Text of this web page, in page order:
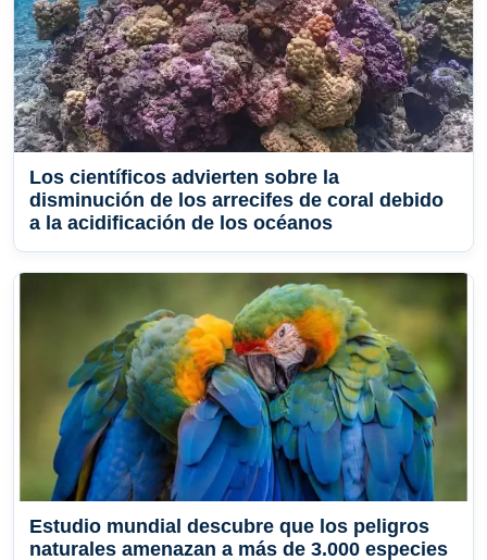
Los científicos advierten sobre la
disminución de los arrecifes de coral debido
a la acidificación de los océanos
Estudio mundial descubre que los peligros
naturales amenazan a más de 3.000 especies